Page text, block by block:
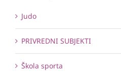
Judo
PRIVREDNI SUBJEKTI
Škola sporta